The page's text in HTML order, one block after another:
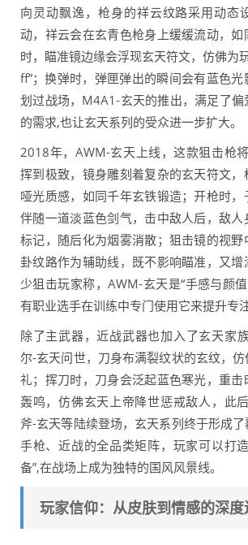
向灵动飘逸，枪身的祥云纹路采用动态
动，祥云会在玄青色枪身上缓缓流动，
时，瞄准镜边缘会浮现玄天符文，仿佛为
ff”；换弹时，弹匣弹出的瞬间会有蓝色光
划过战场，M4A1-玄天的推出，满足了偏
的需求,也让玄天系列的受众进一步扩大。
2018年，AWM-玄天上线，这款狙击枪将
挥到极致，镜身雕刻着复杂的玄天符文，
哑光质感，如同千年玄铁锻造；开枪时
伴随一道淡蓝色剑气，击中敌人后，敌人
标记，随后化为烟雾消散；狙击镜的视野
卦纹路作为辅助线，既不影响瞄准，又
少狙击玩家称，AWM-玄天是“手感与颜
有职业选手在训练中专门使用它来提升专注
除了主武器，近战武器也加入了玄天家
尔-玄天问世，刀身布满裂纹状的玄纹，
礼；挥刀时，刀身会泛起蓝色寒光，重击
轰鸣，仿佛玄天上帝降世惩戒敌人，此
斧-玄天等陆续登场，玄天系列终于形成了
手枪、近战的全品类矩阵，玩家可以打
备”,在战场上成为独特的国风风景线。
玩家信仰：从皮肤到情感的深度